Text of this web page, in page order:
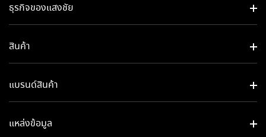
ธุรกิจของแสงชัย​
สินค้า
แบรนด์สินค้า
แหล่งข้อมูล